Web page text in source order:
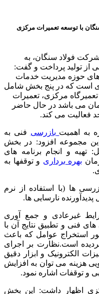
با توسعه تعمیرات مرکزی
فولاد سنگان، به
از تولید پرداخت و گفت:
حوزه مدیریت خدمات
است که در پنج بخش شامل
مرکزی، تعمیرات
می باشد در حال حاضر
به اهمیت بازرسی فنی به
مجموعه افزود: در بخش
و انجام برنامه های
بهره برداری و توقفها به
ها (با استفاده از نرم
نارسایی ها.
غیرعادی و جمع آوری
های فنی و تطبیق نتایج آن با
استخراج عوامل که باعث
است.نظارت بر اجرای
الکترونیک و ابزار دقیق
هزینه می توان به افزایش
و توقفات اشاره نمود.
اظهار داشت: این بخش